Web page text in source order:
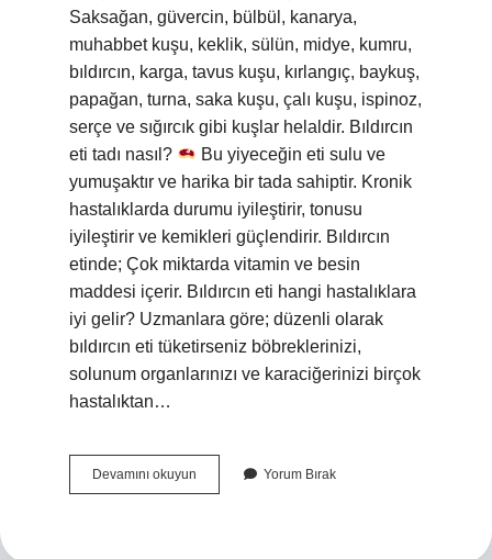
Saksağan, güvercin, bülbül, kanarya,
muhabbet kuşu, keklik, sülün, midye, kumru,
bıldırcın, karga, tavus kuşu, kırlangıç, baykuş,
papağan, turna, saka kuşu, çalı kuşu, ispinoz,
serçe ve sığırcık gibi kuşlar helaldir. Bıldırcın
eti tadı nasıl?
Bu yiyeceğin eti sulu ve
yumuşaktır ve harika bir tada sahiptir. Kronik
hastalıklarda durumu iyileştirir, tonusu
iyileştirir ve kemikleri güçlendirir. Bıldırcın
etinde; Çok miktarda vitamin ve besin
maddesi içerir. Bıldırcın eti hangi hastalıklara
iyi gelir? Uzmanlara göre; düzenli olarak
bıldırcın eti tüketirseniz böbreklerinizi,
solunum organlarınızı ve karaciğerinizi birçok
hastalıktan…
Devamını okuyun
Eti
Yorum Bırak